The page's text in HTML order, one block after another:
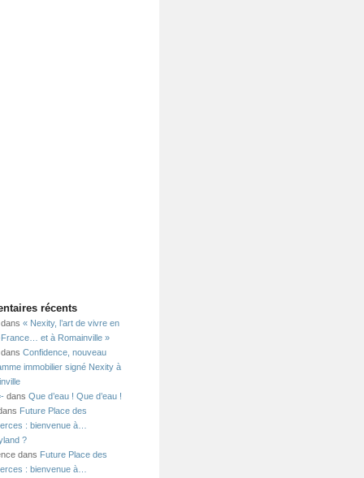
récents
« Nexity, l’art de vivre en
et à Romainville »
Confidence, nouveau
immobilier signé Nexity à
dansQue d’eau ! Que d’eau !
Future Place des
: bienvenue à…
?
dans Future Place des
: bienvenue à…